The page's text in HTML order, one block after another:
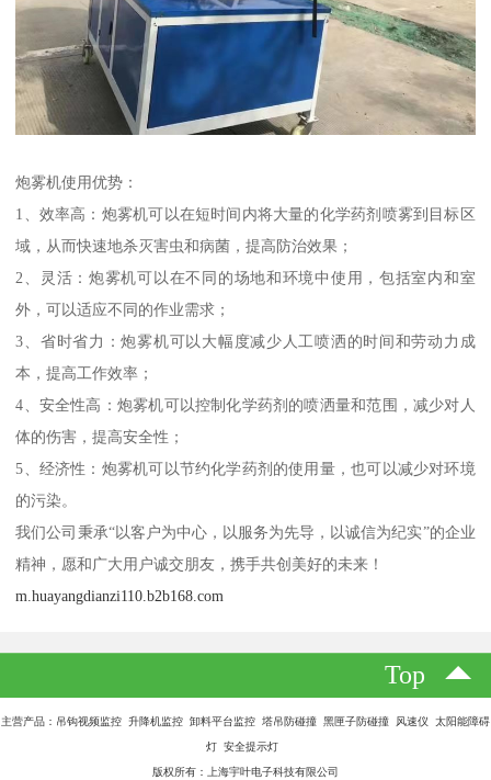
炮雾机使用优势：
1、效率高：炮雾机可以在短时间内将大量的化学药剂喷雾到目标区
域，从而快速地杀灭害虫和病菌，提高防治效果；
2、灵活：炮雾机可以在不同的场地和环境中使用，包括室内和室
外，可以适应不同的作业需求；
3、省时省力：炮雾机可以大幅度减少人工喷洒的时间和劳动力成
本，提高工作效率；
4、安全性高：炮雾机可以控制化学药剂的喷洒量和范围，减少对人
体的伤害，提高安全性；
5、经济性：炮雾机可以节约化学药剂的使用量，也可以减少对环境
的污染。
我们公司秉承“以客户为中心，以服务为先导，以诚信为纪实”的企业
精神，愿和广大用户诚交朋友，携手共创美好的未来！
m.huayangdianzi110.b2b168.com
Top
主营产品：吊钩视频监控 升降机监控 卸料平台监控 塔吊防碰撞 黑匣子防碰撞 风速仪 太阳能障碍
灯 安全提示灯
版权所有：上海宇叶电子科技有限公司